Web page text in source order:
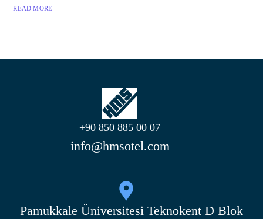
READ MORE
+90 850 885 00 07
info@hmsotel.com
Pamukkale Üniversitesi Teknokent D Blok